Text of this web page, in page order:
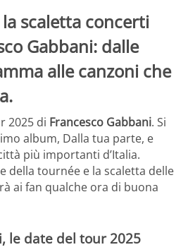
scaletta concerti
Gabbani: dalle
alle canzoni che
2025 di Francesco Gabbani. Si
album, Dalla tua parte, e
più importanti d’Italia.
della tournée e la scaletta delle
ai fan qualche ora di buona
le date del tour 2025